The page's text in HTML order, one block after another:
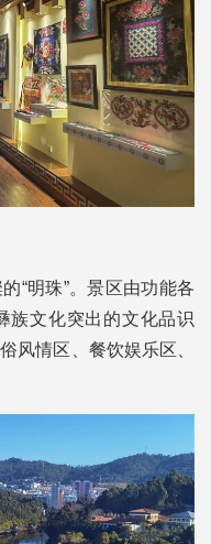
“明珠”。景区由功能各
族文化突出的文化品识
风情区、餐饮娱乐区、